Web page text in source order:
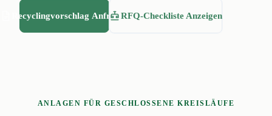
Pelletierung und
Filamentextrusion
Recyclingvorschlag AnfragenRFQ-Checkliste Anzeigen
ANLAGEN FÜR GESCHLOSSENE KREISLÄUFE